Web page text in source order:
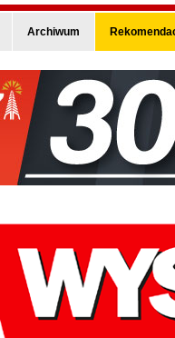
Archiwum